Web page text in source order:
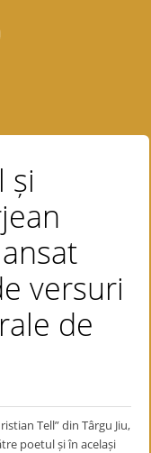
și
versuri
de
Tell” din Târgu Jiu,
poetul și în același